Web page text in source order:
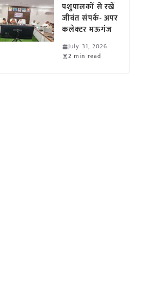
पशुपालकों से रखें
जीवंत संपर्क- अपर
कलेक्टर मऊगंज
July 31, 2026
2 min read